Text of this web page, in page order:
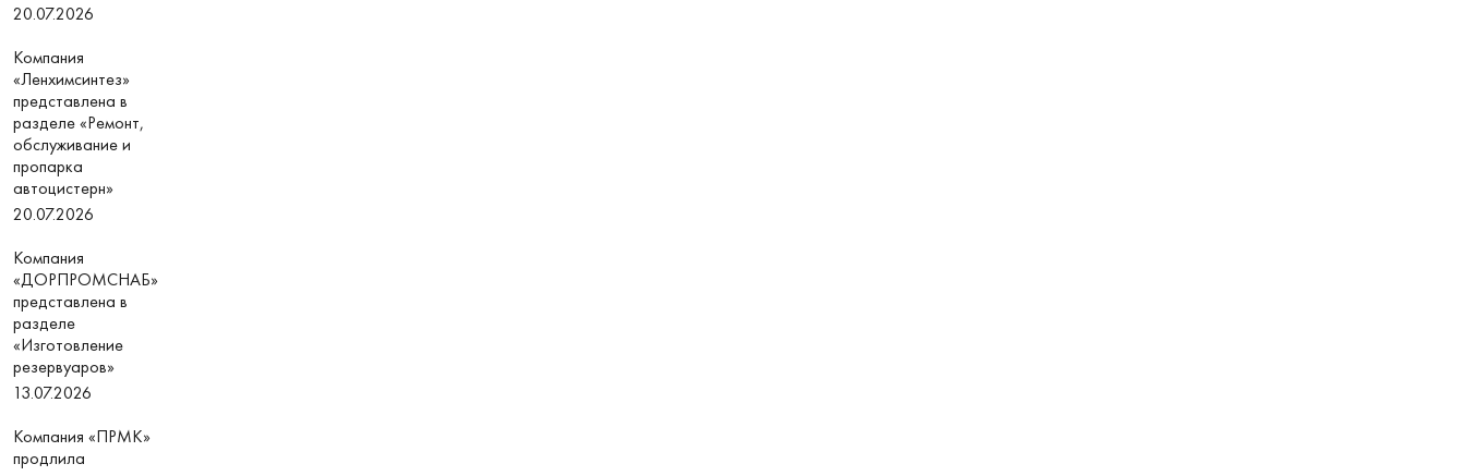
20.07.2026
Компания
«Ленхимсинтез»
представлена в
разделе «Ремонт,
обслуживание и
пропарка
автоцистерн»
20.07.2026
Компания
«ДОРПРОМСНАБ»
представлена в
разделе
«Изготовление
резервуаров»
13.07.2026
Компания «ПРМК»
продлила